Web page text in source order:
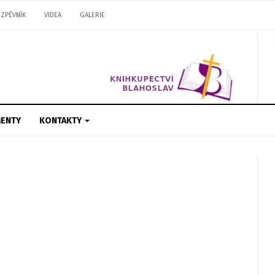
ZPĚVNÍK VIDEA GALERIE
KONTAKTY